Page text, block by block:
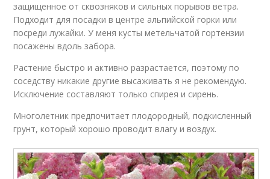
защищенное от сквозняков и сильных порывов ветра.
Подходит для посадки в центре альпийской горки или
посреди лужайки. У меня кусты метельчатой гортензии
посажены вдоль забора.
Растение быстро и активно разрастается, поэтому по
соседству никакие другие высаживать я не рекомендую.
Исключение составляют только спирея и сирень.
Многолетник предпочитает плодородный, подкисленный
грунт, который хорошо проводит влагу и воздух.